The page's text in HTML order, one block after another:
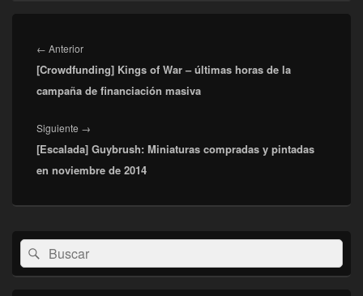
de
entradas
← AnteriorEntrada
anterior:
[Crowdfunding] Kings of War – últimas horas de la
campaña de financiación masiva
Siguiente →
siguiente:
[Escalada] Guybrush: Miniaturas compradas y pintadas
en noviembre de 2014
El
área
de
Buscar
por:
Buscar